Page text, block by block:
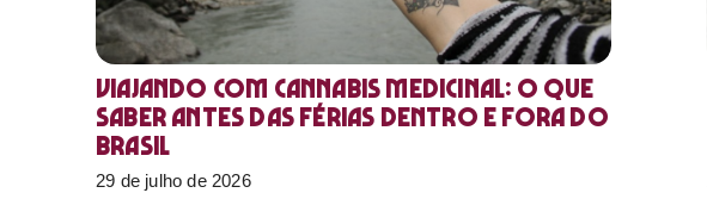
Viajando com cannabis medicinal: o que
saber antes das férias dentro e fora do
Brasil
29 de julho de 2026